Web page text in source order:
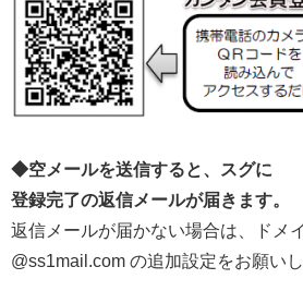
◆空メールを送信すると、スグに
登録完了の返信メールが届きます。
返信メールが届かない場合は、ドメ
@ss1mail.com の追加設定をお願いし